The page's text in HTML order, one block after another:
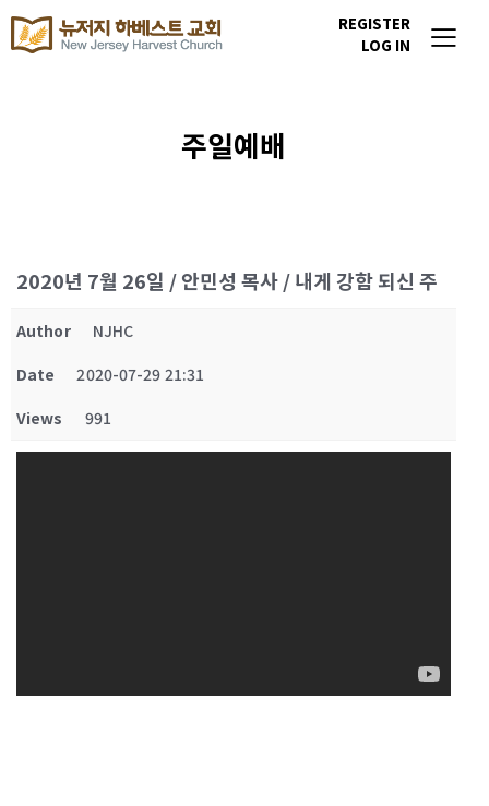
REGISTER
LOG IN
주일예배
2020년 7월 26일 / 안민성 목사 / 내게 강함 되신 주
Author
NJHC
Date
2020-07-29 21:31
Views
991